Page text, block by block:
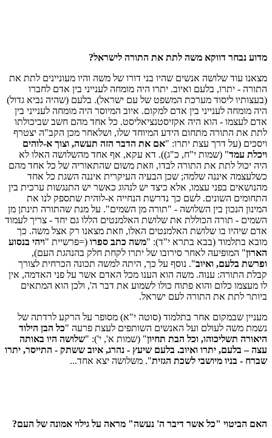
מדוע נבחר דווקא משה לתת את התורה לישראל?
מצאנו עוד שלושה אנשים שהיו בני דורו של משה והיו מעוניינים לתת את
התורה - יתרו, בלעם ואיוב. יתרו היה מומחה לענייני בין אדם לחברו
(בעצותיו ליסוד מערכת המשפט של עם ישראל). בלעם (שהיה נביא גדול)
היה מומחה לענייני בין אדם למקום. איוב המיוסר היה מומחה לענייני בין
אדם לעצמו - הוא היה אקזיסטנציאליסט. כל אחד מהם חשב שביכולתו
לתת את התורה מתחום הידע המיוחד שלו, ושלאחר מכן הקב"ה יצטרף
ויסכים (על דרך עצת יתרו: "אם את הדבר הזה תעשה, וצוך א-לוהים
ויכלת עמד" (שמות י"ח, כ"ג)). דא עקא, אף אחד מהשלושה האלו לא
היה יכול לתת את התורה לבדו, וזאת משום שהתאוריה של כל אחד מהם
כשלעצמה איננה שלמה; שכן הבעיה העיקרית איננה השגת כל אחד
מהנושאים בפני עצמו, אלא כיצד יש לנהוג כאשר יש התנגשות ערכית בין
התחומים השונים. לשם כך נדרשת הנחייה א-לוהית שתספק לנו את
המינון הנכון בין השלושה - "תורה מן השמים". על מנת שהתורה תינתן מן
השמים - תורה הכוללת את שלושת האלמנטים הללו גם יחד - צריך לעמוד
אדם שיהיו בו שלושת האלמנטים האלו, וזאת מצאנו רק אצל משה. כך
מובא בתלמוד (בבא בתרא י"ד): "משה כתב ספרו (=פרשיית "ויהי בנסוע
הארון" המופיעה לאחר סירובו של יתרו לקחת חלק בהנהגת העם),
ופרשת בלעם, ואיוב". נוסף על כך, היתה למשה תכונה הכרחית לצורך
קבלת התורה: ענוה. משה הוא הענו מכל האדם אשר על פני האדמה, אין
לו מעצמו כלום והוא פתוח כולו לשמוע את דבר ה', ולכן הוא המתאים
ביותר לתת את התורה לעם ישראל.
מעניין שבמקום אחר בתלמוד (סוטה י"א) מסופר על הרקע לרדתה של
נשמת משה לעולם ועל האנשים השותפים לעצת פרעה "כל הבן הילוד
היאורה תשליכוהו, וכל הבת תחיון" (שמות א', י'): "שלושה היו באותה
עצה – בלעם, יתרו ואיוב. בלעם שיעץ - נהרג, איוב ששתק - התייסר, יתרו
שברח - בניו מיושבי לשכת הגזית". משלושה יצא אחד...
האם הביטוי "כל אשר דיבר ה' נעשה" מראה על גילוי אמונה של העם?